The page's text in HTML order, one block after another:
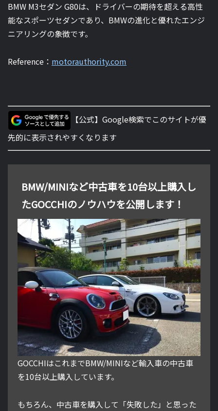
BMW M3セダン G80は、ドライバーの期待を超える高性
能なスポーツセダンであり、BMWの進化と優れたエンジ
ニアリングの象徴です。
Reference： motorauthority.com
【公式】Google検索でこのサイトが優
先的に表示されやすくなります
BMW/MINIなど中古車を10台以上購入し
たGOCCHIのノウハウを公開します！
GOCCHIはこれまでBMW/MINIなど輸入車の中古車
を10台以上購入しています。
もちろん、中古車を購入して「失敗した」と思った